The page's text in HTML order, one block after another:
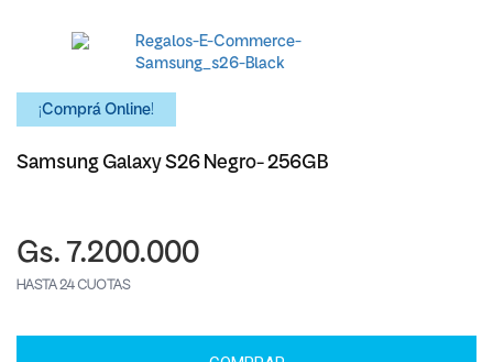
¡Comprá Online!
Samsung Galaxy S26 Negro- 256GB
Gs. 7.200.000
HASTA 24 CUOTAS